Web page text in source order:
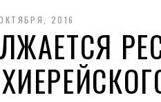
2016